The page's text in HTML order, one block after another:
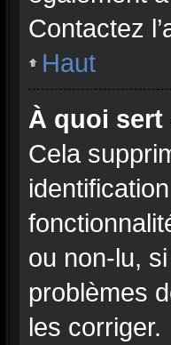
Contactez
Haut
À quoi sert
Cela
ou non-lu,
problèmes
les corriger.